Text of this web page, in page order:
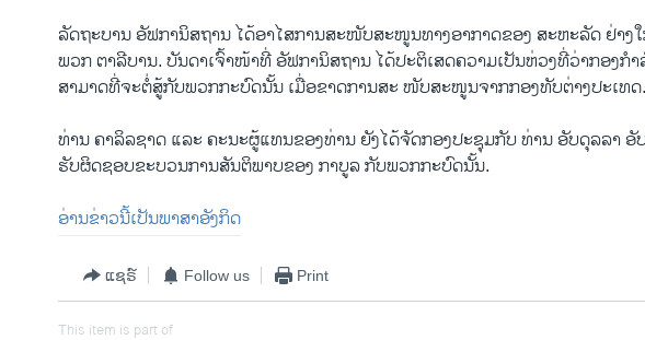
ລັດຖະບານ ອັຟການິສຖານ ໄດ້ອາໄສການສະໜັບສະໜູນທາງອາກາດຂອງ ສະຫະລັດ ຢ່າງ
ພວກ ຕາລີບານ. ບັນດາເຈົ້າໜ້າທີ່ ອັຟການິສຖານ ໄດ້ປະຕິເສດຄວາມເປັນຫ່ວງທີ່ວ່າກອງກຳ
ສາມາດທີ່ຈະຕໍ່ສູ້ກັບພວກກະບົດນັ້ນ ເມື່ອຂາດການສະ ໜັບສະໜູນຈາກກອງທັບຕ່າງປະເທດ.
ທ່ານ ຄາລິລຊາດ ແລະ ຄະນະຜູ້ແທນຂອງທ່ານ ຍັງໄດ້ຈັດກອງປະຊຸມກັບ ທ່ານ ອັບດຸລລາ ອັ
ຮັບຜິດຊອບຂະບວນການສັນຕິພາບຂອງ ກາບູລ ກັບພວກກະບົດນັ້ນ.
ອ່ານຂ່າວນີ້ເປັນພາສາອັງກິດ
ແຊຣ໌ Follow us Print
This item is part of